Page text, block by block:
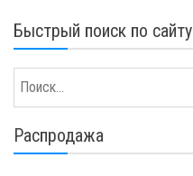
Быстрый поиск по сайту
Распродажа